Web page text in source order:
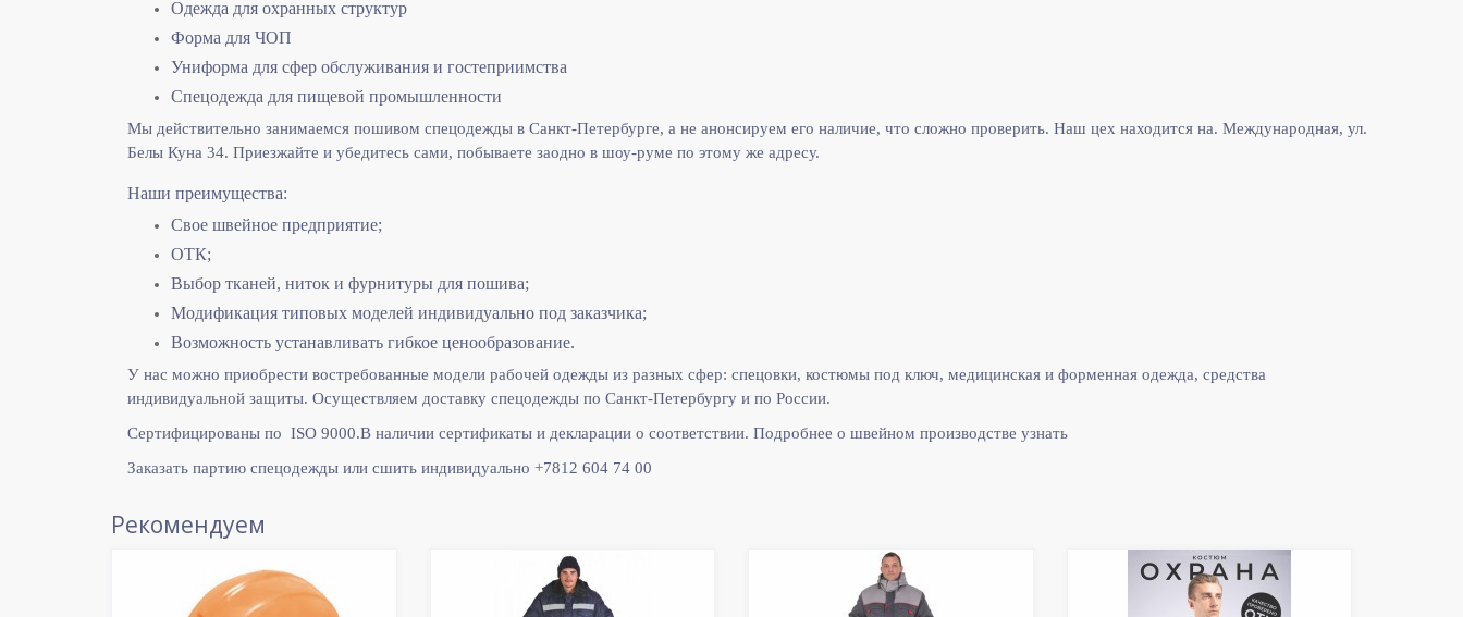
Одежда для охранных структур
Форма для ЧОП
Униформа для сфер обслуживания и гостеприимства
Спецодежда для пищевой промышленности
Мы действительно занимаемся пошивом спецодежды в Санкт-Петербурге, а не анонсируем его наличие, что сложно проверить. Наш цех находится на. Международная, ул.
Белы Куна 34. Приезжайте и убедитесь сами, побываете заодно в шоу-руме по этому же адресу.
Наши преимущества:
Свое швейное предприятие;
ОТК;
Выбор тканей, ниток и фурнитуры для пошива;
Модификация типовых моделей индивидуально под заказчика;
Возможность устанавливать гибкое ценообразование.
У нас можно приобрести востребованные модели рабочей одежды из разных сфер: спецовки, костюмы под ключ, медицинская и форменная одежда, средства
индивидуальной защиты. Осуществляем доставку спецодежды по Санкт-Петербургу и по России.
Сертифицированы по ISO 9000.В наличии сертификаты и декларации о соответствии. Подробнее о швейном производстве узнать
Заказать партию спецодежды или сшить индивидуально +7812 604 74 00
Рекомендуем